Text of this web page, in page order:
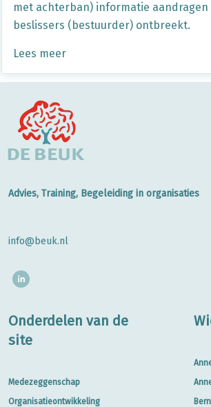
met achterban) informatie aandragen
beslissers (bestuurder) ontbreekt.
Lees meer
Advies, Training, Begeleiding in organisaties
info@beuk.nl
Onderdelen van de
site
Medezeggenschap
Organisatieontwikkeling